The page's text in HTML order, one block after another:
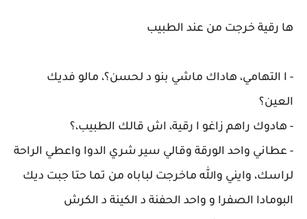
ها رقية خرجت من عند الطبيب
- ا التهامي، هاداك ماشي بنو د لحسن؟، مالو فديك
العين؟
- هادوك راهم زاغو ا رقية، اش قالك الطبيب،؟
- عطاني واحد الورقة وقالي سير شري الدوا واعطي الراحة
لراسك، وايني والله ماخرجت لباباه من تما حتا جبت ديك
البومادا الصفرا و واحد الحفنة د الكينة د الكرش